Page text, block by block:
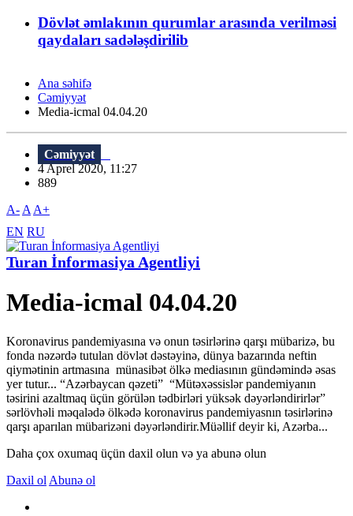
Dövlət əmlakının qurumlar arasında verilməsi
qaydaları sadələşdirilib
Ana səhifə
Cəmiyyət
Media-icmal 04.04.20
Cəmiyyət
4 Aprel 2020, 11:27
889
A- A A+
EN RU
Turan İnformasiya Agentliyi
Media-icmal 04.04.20
Koronavirus pandemiyasına və onun təsirlərinə qarşı mübarizə, bu
fonda nəzərdə tutulan dövlət dəstəyinə, dünya bazarında neftin
qiymətinin artmasına münasibət ölkə mediasının gündəmində əsas
yer tutur... “Azərbaycan qəzeti” “Mütəxəssislər pandemiyanın
təsirini azaltmaq üçün görülən tədbirləri yüksək dəyərləndirirlər”
sərlövhəli məqalədə ölkədə koronavirus pandemiyasnın təsirlərinə
qarşı aparılan mübarizəni dəyərləndirir.Müəllif deyir ki, Azərba...
Daha çox oxumaq üçün daxil olun və ya abunə olun
Daxil ol Abunə ol